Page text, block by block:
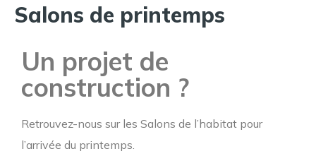
Salons de printemps
Un projet de
construction ?
Retrouvez-nous sur les Salons de l’habitat pour
l’arrivée du printemps.